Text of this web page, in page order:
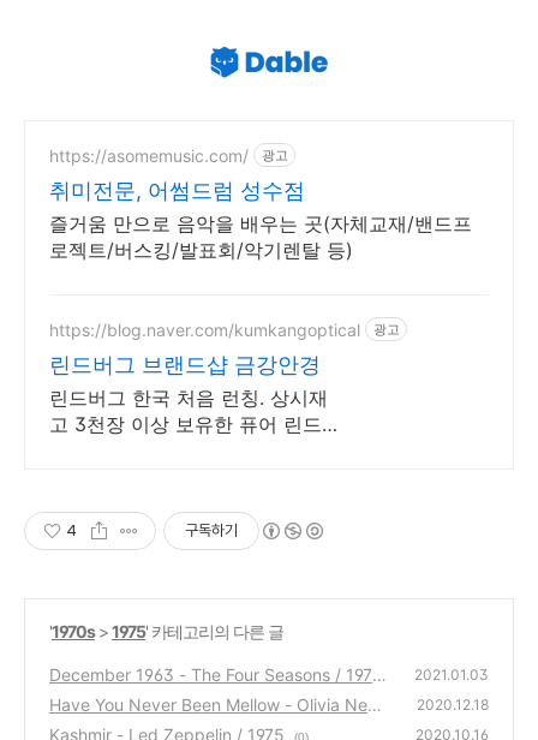
https://asomemusic.com/ 광고
취미전문, 어썸드럼 성수점
즐거움 만으로 음악을 배우는 곳(자체교재/밴드프
로젝트/버스킹/발표회/악기렌탈 등)
https://blog.naver.com/kumkangoptical 광고
린드버그 브랜드샵 금강안경
린드버그 한국 처음 런칭. 상시재
고 3천장 이상 보유한 퓨어 린드버
4 구독하기
'1970s>1975' 카테고리의 다른 글
December 1963 - The Four Seasons / 1975
(0)
2021.01.03
Have You Never Been Mellow - Olivia Newt
on-John / 1975
(0)
2020.12.18
Kashmir - Led Zeppelin / 1975 (0) 2020.10.16